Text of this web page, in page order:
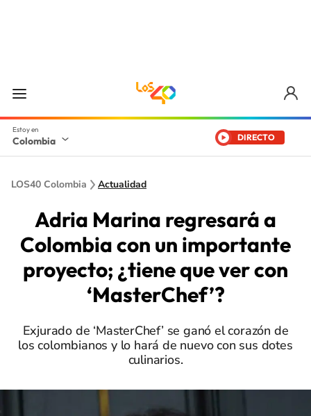
Colombia DIRECTO
LOS40 Colombia Actualidad
Adria Marina regresará a
Colombia con un importante
proyecto; ¿tiene que ver con
‘MasterChef’?
Exjurado de ‘MasterChef’ se ganó el corazón de
los colombianos y lo hará de nuevo con sus dotes
culinarios.